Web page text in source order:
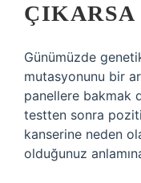
ÇIKARSA
Günümüzde
mutasyonunu bir
panellere bakmak
testten sonra
kanserine neden
olduğunuz